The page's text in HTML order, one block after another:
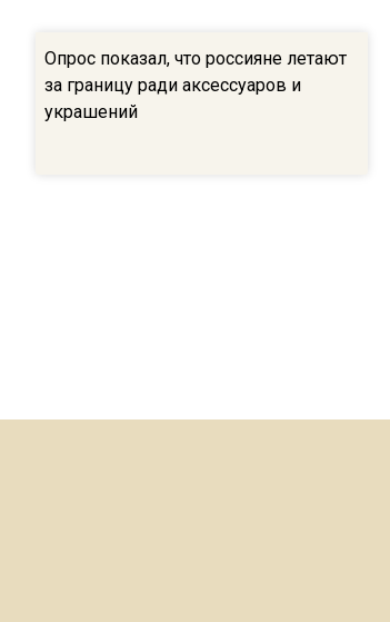
Опрос показал, что россияне летают
за границу ради аксессуаров и
украшений